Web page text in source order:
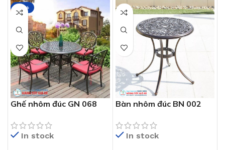
-21%
Ghế nhôm đúc GN 068
In stock
Bàn nhôm đúc BN 002
In stock